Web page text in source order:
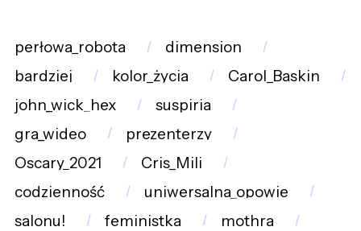
perłowa_robota
dimension
bardziej
kolor_życia
Carol_Baskin
john_wick_hex
suspiria
gra_wideo
prezenterzy
Oscary_2021
Cris_Mili
codzienność
uniwersalna_opowie
salonu!
feministka
mothra